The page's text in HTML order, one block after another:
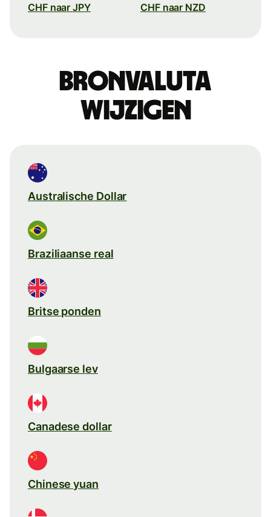
CHF naar JPY CHF naar NZD
Bronvaluta
wijzigen
Australische Dollar
Braziliaanse real
Britse ponden
Bulgaarse lev
Canadese dollar
Chinese yuan